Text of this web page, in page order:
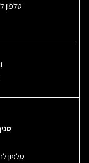
טלפון
טלפון